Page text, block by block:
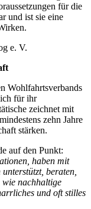
für die
und ist sie eine
e. V.
Wohlfahrtsverbands
für ihr
zeichnet mit
zehn Jahre
stärken.
auf den Punkt:
haben mit
beraten,
wie nachhaltige
und oft stilles